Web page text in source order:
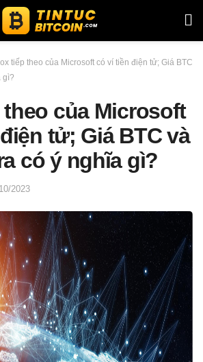
tiếp theo của Microsoft có ví tiền điện tử; Giá BTC
gì?
của Microsoft
tử; Giá BTC và
có ý nghĩa gì?
2023